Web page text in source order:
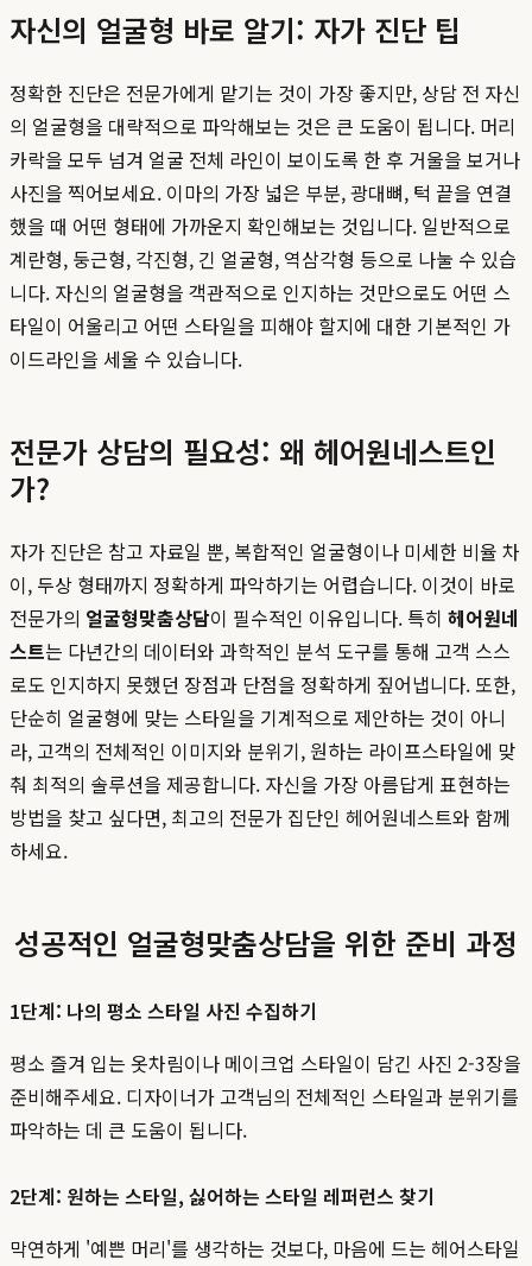
자신의 얼굴형 바로 알기: 자가 진단 팁
정확한 진단은 전문가에게 맡기는 것이 가장 좋지만, 상담 전 자신
의 얼굴형을 대략적으로 파악해보는 것은 큰 도움이 됩니다. 머리
카락을 모두 넘겨 얼굴 전체 라인이 보이도록 한 후 거울을 보거나
사진을 찍어보세요. 이마의 가장 넓은 부분, 광대뼈, 턱 끝을 연결
했을 때 어떤 형태에 가까운지 확인해보는 것입니다. 일반적으로
계란형, 둥근형, 각진형, 긴 얼굴형, 역삼각형 등으로 나눌 수 있습
니다. 자신의 얼굴형을 객관적으로 인지하는 것만으로도 어떤 스
타일이 어울리고 어떤 스타일을 피해야 할지에 대한 기본적인 가
이드라인을 세울 수 있습니다.
전문가 상담의 필요성: 왜 헤어원네스트인
가?
자가 진단은 참고 자료일 뿐, 복합적인 얼굴형이나 미세한 비율 차
이, 두상 형태까지 정확하게 파악하기는 어렵습니다. 이것이 바로
전문가의 얼굴형맞춤상담이 필수적인 이유입니다. 특히 헤어원네
스트는 다년간의 데이터와 과학적인 분석 도구를 통해 고객 스스
로도 인지하지 못했던 장점과 단점을 정확하게 짚어냅니다. 또한,
단순히 얼굴형에 맞는 스타일을 기계적으로 제안하는 것이 아니
라, 고객의 전체적인 이미지와 분위기, 원하는 라이프스타일에 맞
춰 최적의 솔루션을 제공합니다. 자신을 가장 아름답게 표현하는
방법을 찾고 싶다면, 최고의 전문가 집단인 헤어원네스트와 함께
하세요.
성공적인 얼굴형맞춤상담을 위한 준비 과정
1단계: 나의 평소 스타일 사진 수집하기
평소 즐겨 입는 옷차림이나 메이크업 스타일이 담긴 사진 2-3장을
준비해주세요. 디자이너가 고객님의 전체적인 스타일과 분위기를
파악하는 데 큰 도움이 됩니다.
2단계: 원하는 스타일, 싫어하는 스타일 레퍼런스 찾기
막연하게 '예쁜 머리'를 생각하는 것보다, 마음에 드는 헤어스타일